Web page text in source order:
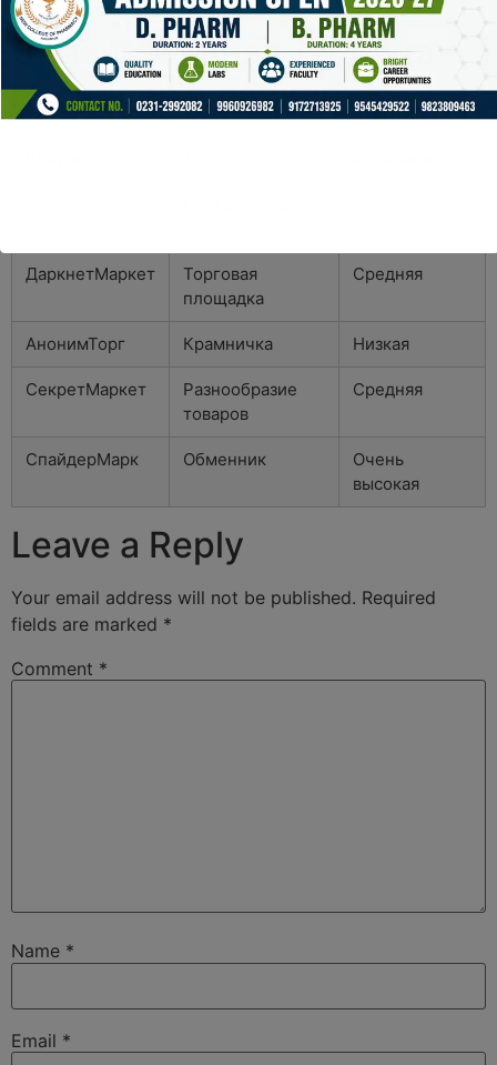
покупки или вступать в сделки.
Сравнительная таблица
ресурсов в даркнете
ДаркнетМаркет
Торговая
площадка
Средняя
АнонимТорг Крамничка Низкая
СекретМаркет
Разнообразие
товаров
Средняя
СпайдерМарк Обменник
Очень
высокая
Leave a Reply
Your email address will not be published. Required
fields are marked *
Comment *
Name *
Email *